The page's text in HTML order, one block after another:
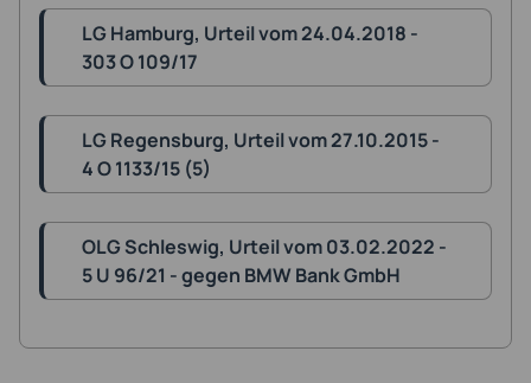
LG Hamburg, Urteil vom 24.04.2018 -
303 O 109/17
LG Regensburg, Urteil vom 27.10.2015 -
4 O 1133/15 (5)
OLG Schleswig, Urteil vom 03.02.2022 -
5 U 96/21 - gegen BMW Bank GmbH